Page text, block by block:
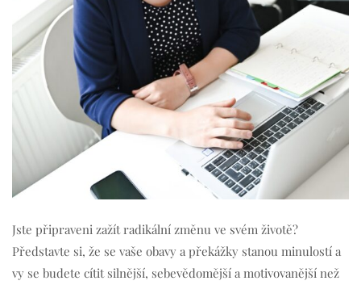
Jste připraveni zažít radikální změnu ve svém životě?
Představte si, že se vaše obavy a překážky stanou minulostí a
vy se budete cítit silnější, sebevědomější a motivovanější než